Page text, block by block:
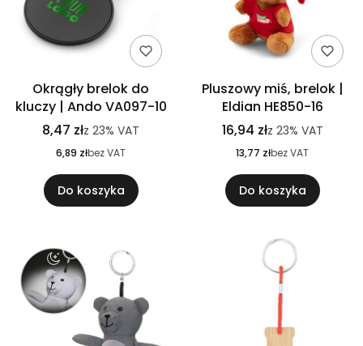
Okrągły brelok do
kluczy | Ando VA097-10
8,47 złz 23% VAT
6,89 złbez VAT
Do koszyka
Pluszowy miś, brelok |
Eldian HE850-16
16,94 złz 23% VAT
13,77 złbez VAT
Do koszyka